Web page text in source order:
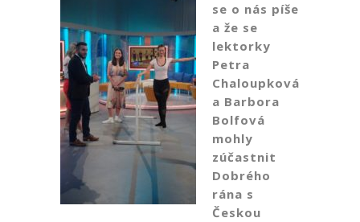
se o nás píše
a že se
lektorky
Petra
Chaloupková
a Barbora
Bolfová
mohly
zúčastnit
Dobrého
rána s
Českou